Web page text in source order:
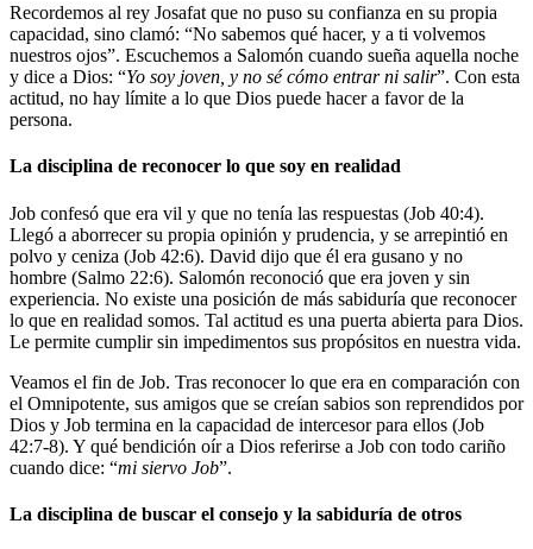
Recordemos al rey Josafat que no puso su confianza en su propia
capacidad, sino clamó: “No sabemos qué hacer, y a ti volvemos
nuestros ojos”. Escuchemos a Salomón cuando sueña aquella noche
y dice a Dios: “Yo soy joven, y no sé cómo entrar ni salir”. Con esta
actitud, no hay límite a lo que Dios puede hacer a favor de la
persona.
La disciplina de reconocer lo que soy en realidad
Job confesó que era vil y que no tenía las respuestas (Job 40:4).
Llegó a aborrecer su propia opinión y prudencia, y se arrepintió en
polvo y ceniza (Job 42:6). David dijo que él era gusano y no
hombre (Salmo 22:6). Salomón reconoció que era joven y sin
experiencia. No existe una posición de más sabiduría que reconocer
lo que en realidad somos. Tal actitud es una puerta abierta para Dios.
Le permite cumplir sin impedimentos sus propósitos en nuestra vida.
Veamos el fin de Job. Tras reconocer lo que era en comparación con
el Omnipotente, sus amigos que se creían sabios son reprendidos por
Dios y Job termina en la capacidad de intercesor para ellos (Job
42:7-8). Y qué bendición oír a Dios referirse a Job con todo cariño
cuando dice: “mi siervo Job”.
La disciplina de buscar el consejo y la sabiduría de otros